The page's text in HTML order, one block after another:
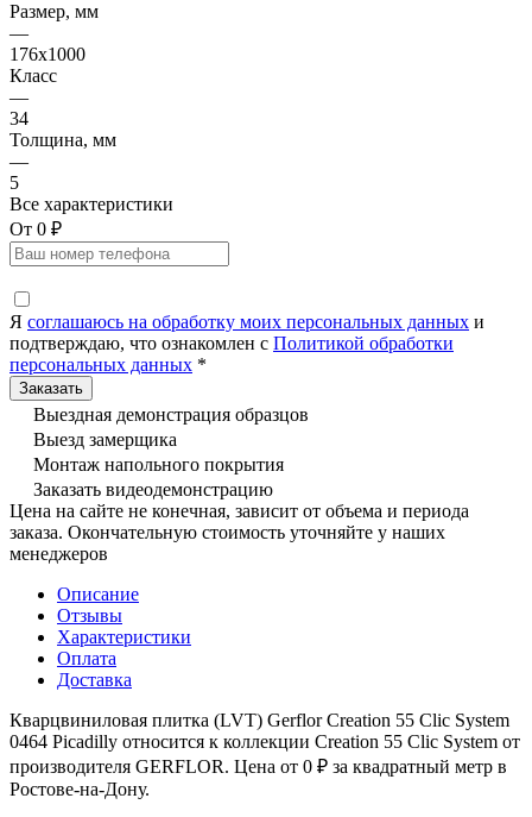
Размер, мм
—
176x1000
Класс
—
34
Толщина, мм
—
5
Все характеристики
От 0 ₽
Я соглашаюсь на обработку моих персональных данных и
подтверждаю, что ознакомлен с Политикой обработки
персональных данных *
Выездная демонстрация образцов
Выезд замерщика
Монтаж напольного покрытия
Заказать видеодемонстрацию
Цена на сайте не конечная, зависит от объема и периода
заказа. Окончательную стоимость уточняйте у наших
менеджеров
Описание
Отзывы
Характеристики
Оплата
Доставка
Кварцвиниловая плитка (LVT) Gerflor Creation 55 Clic System
0464 Picadilly относится к коллекции Creation 55 Clic System от
производителя GERFLOR. Цена от 0 ₽ за квадратный метр в
Ростове-на-Дону.